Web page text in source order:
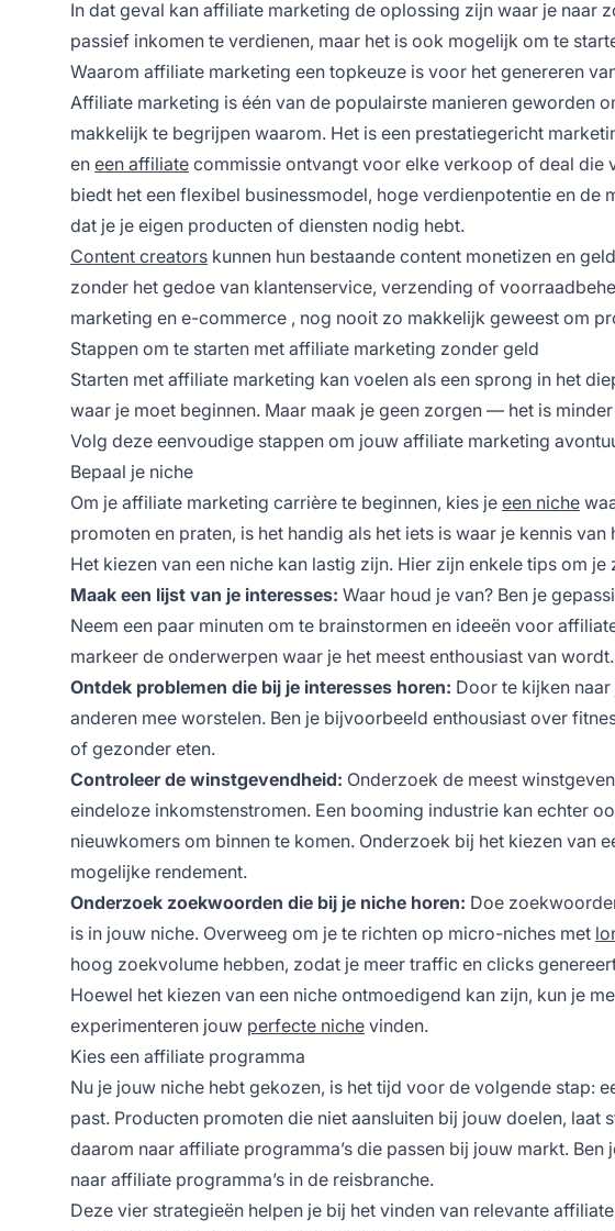
In dat geval kan affiliate marketing de oplossing zijn waar je naar
passief inkomen te verdienen, maar het is ook mogelijk om te
Waarom affiliate marketing een topkeuze is voor het genereren
Affiliate marketing is één van de populairste manieren geworden
makkelijk te begrijpen waarom. Het is een prestatiegericht
en een affiliate commissie ontvangt voor elke verkoop of deal die
biedt het een flexibel businessmodel, hoge verdienpotentie en
dat je je eigen producten of diensten nodig hebt.
Content creators kunnen hun bestaande content monetizen en
zonder het gedoe van klantenservice, verzending of
marketing en e-commerce , nog nooit zo makkelijk geweest om
Stappen om te starten met affiliate marketing zonder geld
Starten met affiliate marketing kan voelen als een sprong in het
waar je moet beginnen. Maar maak je geen zorgen — het is
Volg deze eenvoudige stappen om jouw affiliate marketing
Bepaal je niche
Om je affiliate marketing carrière te beginnen, kies je een niche
promoten en praten, is het handig als het iets is waar je kennis
Het kiezen van een niche kan lastig zijn. Hier zijn enkele tips om
Maak een lijst van je interesses: Waar houd je van? Ben je
Neem een paar minuten om te brainstormen en ideeën voor
markeer de onderwerpen waar je het meest enthousiast van wordt.
Ontdek problemen die bij je interesses horen: Door te kijken
anderen mee worstelen. Ben je bijvoorbeeld enthousiast over
of gezonder eten.
Controleer de winstgevendheid: Onderzoek de meest
eindeloze inkomstenstromen. Een booming industrie kan echter
nieuwkomers om binnen te komen. Onderzoek bij het kiezen van
mogelijke rendement.
Onderzoek zoekwoorden die bij je niche horen: Doe
is in jouw niche. Overweeg om je te richten op micro-niches met
hoog zoekvolume hebben, zodat je meer traffic en clicks
Hoewel het kiezen van een niche ontmoedigend kan zijn, kun je
experimenteren jouw perfecte niche vinden.
Kies een affiliate programma
Nu je jouw niche hebt gekozen, is het tijd voor de volgende stap:
past. Producten promoten die niet aansluiten bij jouw doelen, laat
daarom naar affiliate programma’s die passen bij jouw markt.
naar affiliate programma’s in de reisbranche.
Deze vier strategieën helpen je bij het vinden van relevante